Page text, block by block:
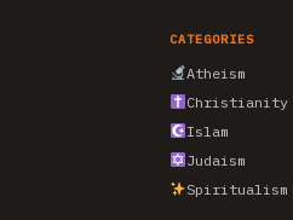
CATEGORIES
Atheism
Christianity
Islam
Judaism
Spiritualism